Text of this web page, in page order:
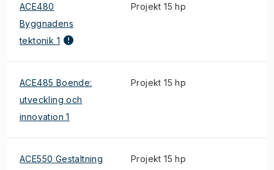
ACE480
Byggnadens
tektonik 1
Projekt 15 hp
ACE485 Boende:
utveckling och
innovation 1
Projekt 15 hp
ACE550 Gestaltning
Projekt 15 hp